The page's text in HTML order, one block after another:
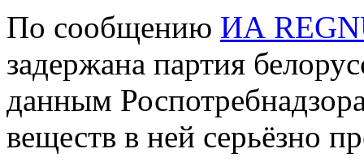
По сообщению ИА
задержана партия
данным
веществ в ней серьёзно